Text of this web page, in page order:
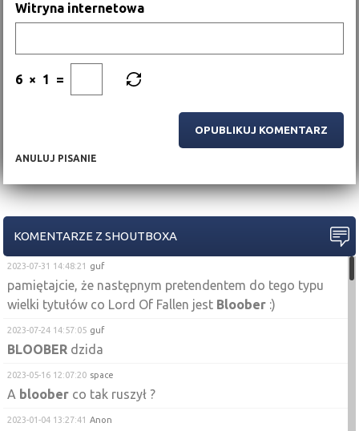
ANULUJ PISANIE
Witryna internetowa
6 × 1 =
KOMENTARZE Z SHOUTBOXA
2023-07-31 14:48:21 guf
pamiętajcie, że następnym pretendentem do tego typu
wielki tytułów co Lord Of Fallen jest Bloober :)
2023-07-24 14:57:05 guf
BLOOBER dzida
2023-05-16 12:07:20 space
A bloober co tak ruszył ?
2023-01-04 13:27:41 Anon